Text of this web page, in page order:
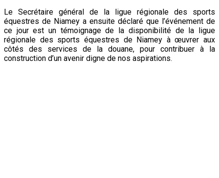
Le Secrétaire général de la ligue régionale des sports
équestres de Niamey a ensuite déclaré que l’événement de
ce jour est un témoignage de la disponibilité de la ligue
régionale des sports équestres de Niamey à œuvrer aux
côtés des services de la douane, pour contribuer à la
construction d’un avenir digne de nos aspirations.